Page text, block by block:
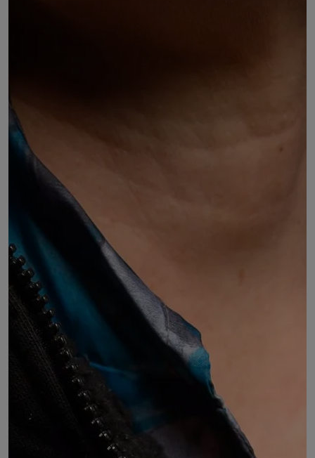
Laurence MARGERIT
Membre du Comité régional de la CGT
DÉSIGNÉ PAR :
le Comité régional de la Confédération générale du
travail (CGT) Auvergne-Rhône-Alpes
COMMISSIONS :
Commission 10 : Budget - Finances
Commission 5 : Solidarités, inclusion sociale et santé
Commission 4 : Territoires, transport, infrastructure